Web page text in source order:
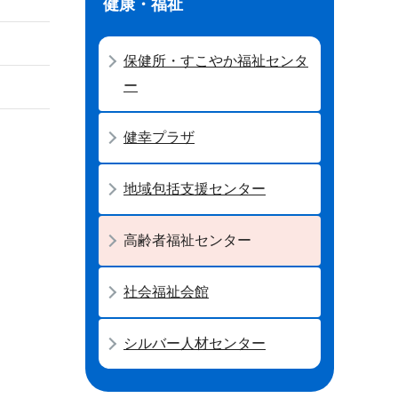
健康・福祉
保健所・すこやか福祉センタ
ー
健幸プラザ
地域包括支援センター
高齢者福祉センター
社会福祉会館
シルバー人材センター